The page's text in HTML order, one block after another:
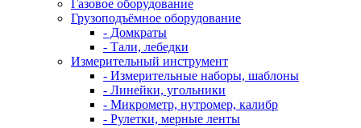
Газовое оборудование
Грузоподъёмное оборудование
- Домкраты
- Тали, лебедки
Измерительный инструмент
- Измерительные наборы, шаблоны
- Линейки, угольники
- Микрометр, нутромер, калибр
- Рулетки, мерные ленты